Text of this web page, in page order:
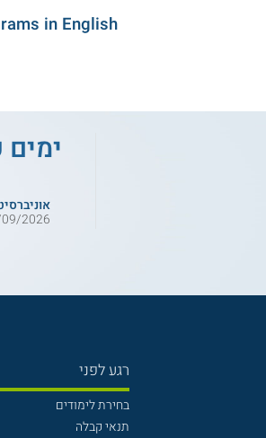
in English
2026
רגע לפני
בחירת לימודים
תנאי קבלה